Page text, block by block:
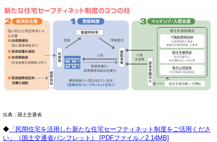
出典：国土交通省
◆ 「民間住宅を活用した新たな住宅セーフティネット制度をご活用くださ
い」（国土交通省パンフレット） [PDFファイル／2.14MB]